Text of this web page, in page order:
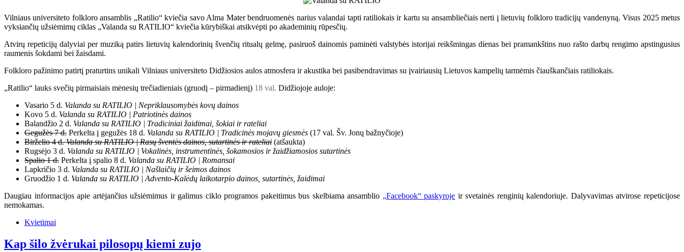
Vilniaus universiteto folkloro ansamblis „Ratilio“ kviečia savo Alma Mater bendruomenės narius valandai tapti ratiliokais ir kartu su ansambliečiais nerti į lietuvių folkloro tradicijų vandenyną. Visus 2025 metus
vyksiančių užsiėmimų ciklas „Valanda su RATILIO“ kviečia kūrybiškai atsikvėpti po akademinių rūpesčių.
Atvirų repeticijų dalyviai per muziką patirs lietuvių kalendorinių švenčių ritualų gelmę, pasiruoš dainomis paminėti valstybės istorijai reikšmingas dienas bei pramankštins nuo rašto darbų rengimo apstingusius
raumenis šokdami bei žaisdami.
Folkloro pažinimo patirtį praturtins unikali Vilniaus universiteto Didžiosios aulos atmosfera ir akustika bei pasibendravimas su įvairiausių Lietuvos kampelių tarmėmis čiauškančiais ratiliokais.
„Ratilio“ lauks svečių pirmaisiais mėnesių trečiadieniais (gruodį – pirmadienį) 18 val. Didžiojoje auloje:
Vasario 5 d. Valanda su RATILIO | Nepriklausomybės kovų dainos
Kovo 5 d. Valanda su RATILIO | Patriotinės dainos
Balandžio 2 d. Valanda su RATILIO | Tradiciniai žaidimai, šokiai ir rateliai
Gegužės 7 d. Perkelta į gegužės 18 d. Valanda su RATILIO | Tradicinės mojavų giesmės (17 val. Šv. Jonų bažnyčioje)
Birželio 4 d.Valanda su RATILIO | Rasų šventės dainos, sutartinės ir rateliai (atšaukta)
Rugsėjo 3 d. Valanda su RATILIO | Vokalinės, instrumentinės, šokamosios ir žaidžiamosios sutartinės
Spalio 1 d. Perkelta į spalio 8 d. Valanda su RATILIO | Romansai
Lapkričio 3 d. Valanda su RATILIO | Našlaičių ir šeimos dainos
Gruodžio 1 d. Valanda su RATILIO | Advento-Kalėdų laikotarpio dainos, sutartinės, žaidimai
Daugiau informacijos apie artėjančius užsiėmimus ir galimus ciklo programos pakeitimus bus skelbiama ansamblio „Facebook“ paskyroje ir svetainės renginių kalendoriuje. Dalyvavimas atvirose repeticijose
nemokamas.
Kvietimai
Kap šilo žvėrukai pilosopų kiemi zujo